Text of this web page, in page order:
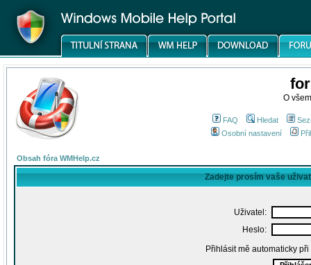
O
FAQ Hledat
Osobní nastavení
Obsah fóra WMHelp.cz
Zadejte prosím vaše
Uživatel:
Heslo:
Přihlásit mě automaticky